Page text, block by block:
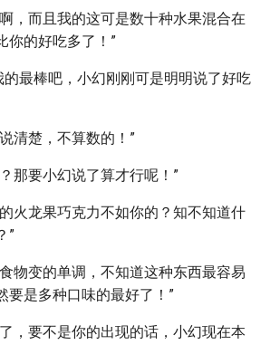
，而且我的这可是数十种水果混合在
你的好吃多了！”
最棒吧，小幻刚刚可是明明说了好吃
清楚，不算数的！”
那要小幻说了算才行呢！”
火龙果巧克力不如你的？知不知道什
”
物变的单调，不知道这种东西最容易
要是多种口味的最好了！”
，要不是你的出现的话，小幻现在本